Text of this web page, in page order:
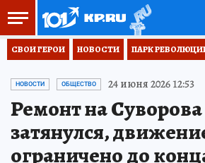
СВОИ ГЕРОИ НОВОСТИ ПАРК РЕВОЛЮЦИИ
НОВОСТИ ОБЩЕСТВО 24 июня 2026 12:53
Ремонт на Суворова
затянулся,
ограничено до